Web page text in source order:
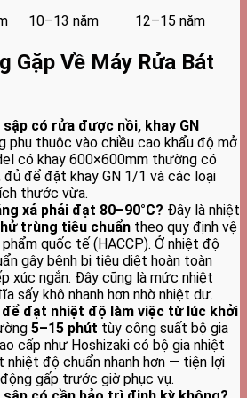
10–13 năm 12–15 năm
Gặp Về Máy Rửa Bát
có rửa được nồi, khay GN
phụ thuộc vào chiều cao khẩu độ mở
có khay 600×600mm thường có
đủ để đặt khay GN 1/1 và các loại
thước vừa.
xả phải đạt 80–90°C? Đây là nhiệt
trùng tiêu chuẩn theo quy định vệ
quốc tế (HACCP). Ở nhiệt độ
gây bệnh bị tiêu diệt hoàn toàn
xúc ngắn. Đây cũng là mức nhiệt
sấy khô nhanh hơn nhờ nhiệt dư.
để đạt nhiệt độ làm việc từ lúc khởi
5–15 phút tùy công suất bộ gia
cấp như Hoshizaki có bộ gia nhiệt
nhiệt độ chuẩn nhanh hơn — tiện lợi
gấp trước giờ phục vụ.